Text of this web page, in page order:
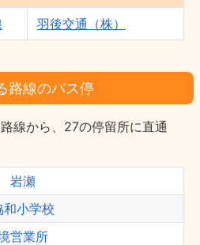
羽後交通（株）
路線のバス停
線から、27の停留所に直通
岩瀬
和小学校
営業所